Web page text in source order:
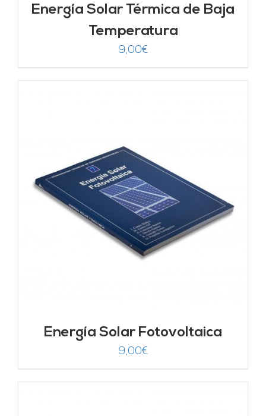
Energía Solar Térmica de Baja
Temperatura
9,00€
Energía Solar Fotovoltaica
9,00€